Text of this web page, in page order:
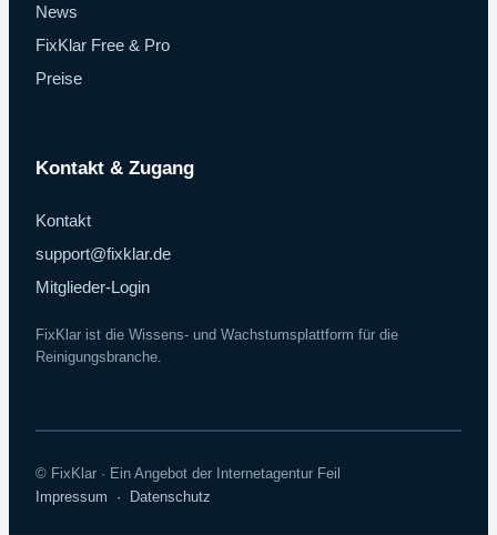
News
FixKlar Free & Pro
Preise
Kontakt & Zugang
Kontakt
support@fixklar.de
Mitglieder-Login
FixKlar ist die Wissens- und Wachstumsplattform für die
Reinigungsbranche.
© FixKlar · Ein Angebot der Internetagentur Feil
Impressum · Datenschutz